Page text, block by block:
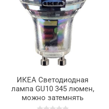
ИКЕА Светодиодная
лампа GU10 345 люмен,
можно затемнять
SOLHETTA, 205.840.96